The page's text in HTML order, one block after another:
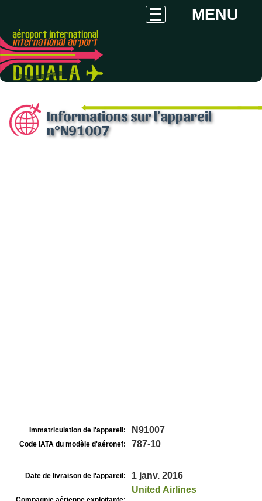
MENU
Informations sur l'appareil
n°N91007
Immatriculation de l'appareil: N91007
Code IATA du modèle d'aéronef: 787-10
Date de livraison de l'appareil: 1 janv. 2016
United Airlines